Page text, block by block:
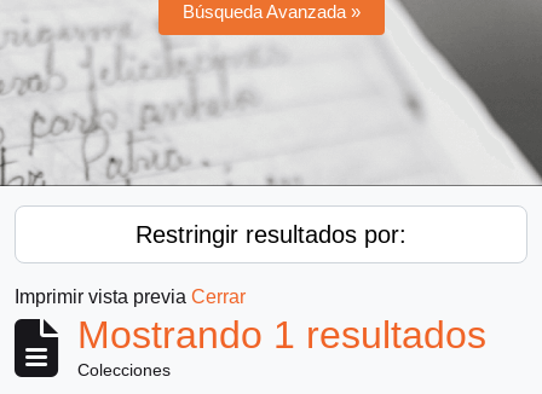
Búsqueda Avanzada »
Restringir resultados por:
Imprimir vista previa Cerrar
Mostrando 1 resultados
Colecciones